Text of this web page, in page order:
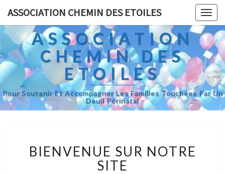
ASSOCIATION CHEMIN DES ETOILES
ASSOCIATION
CHEMIN DES
ETOILES
Pour Soutenir Et Accompagner Les Familles Touchées Par Un
Deuil Périnatal
BIENVENUE SUR NOTRE
SITE